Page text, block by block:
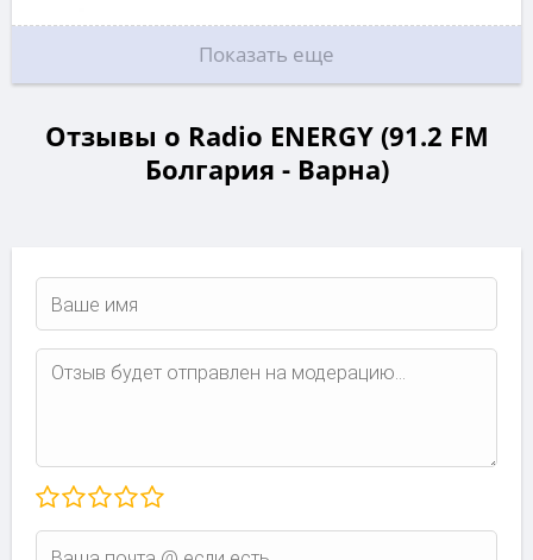
Показать еще
Отзывы о Radio ENERGY (91.2 FM
Болгария - Варна)